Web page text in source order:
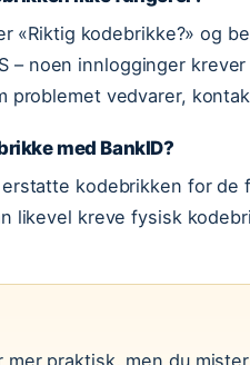
«Riktig kodebrikke?» og
– noen innlogginger
problemet vedvarer,
med BankID?
kodebrikken for de
likevel kreve fysisk
mer praktisk, men du